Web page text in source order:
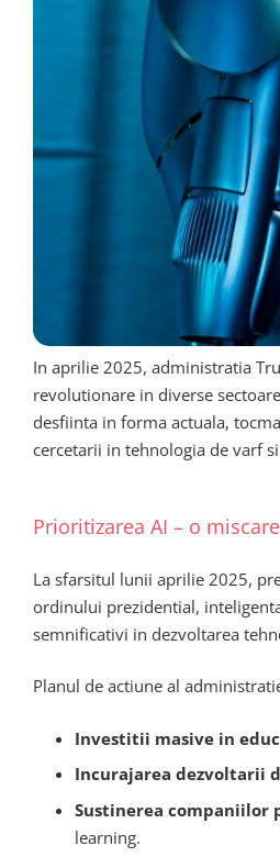
In aprilie 2025, administratia
revolutionare in diverse
desfiinta in forma actuala,
cercetarii in tehnologia de varf
Prioritizarea AI – o
La sfarsitul lunii aprilie 2025,
ordinului prezidential,
semnificativi in dezvoltarea
Planul de actiune al
Investitii masive in
Incurajarea dezvoltarii
Sustinerea
learning.